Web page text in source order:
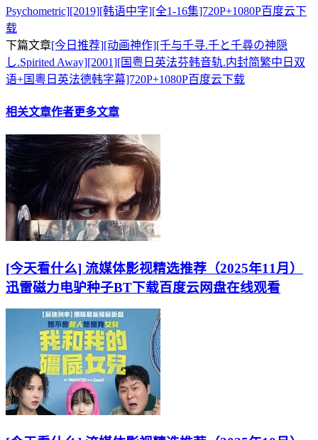
Psychometric][2019][韩语中字][全1-16集]720P+1080P百度云下
载
下篇文章[今日推荐][动画神作][千与千寻.千と千尋の神隠
し.Spirited Away][2001][国粤日英法芬韩音轨.内封简繁中日双
语+国粵日英法德韩字幕]720P+1080P百度云下载
相关文章作者更多文章
[今天看什么] 流媒体影视精选推荐（2025年11月）
迅雷磁力电驴种子BT下载百度云网盘在线观看